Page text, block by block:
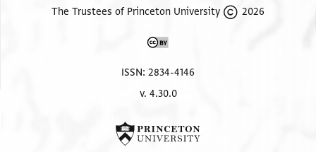
2026 The Trustees of Princeton University
ISSN: 2834-4146
v. 4.30.0